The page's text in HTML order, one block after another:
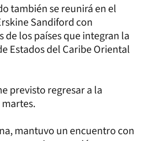
también se reunirá en el
Sandiford con
de los países que integran la
Estados del Caribe Oriental
previsto regresar a la
mantuvo un encuentro con